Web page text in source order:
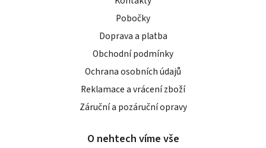
Pobočky
Doprava a platba
Obchodní podmínky
Ochrana osobních údajů
Reklamace a vrácení zboží
Záruční a pozáruční opravy
O nehtech víme vše